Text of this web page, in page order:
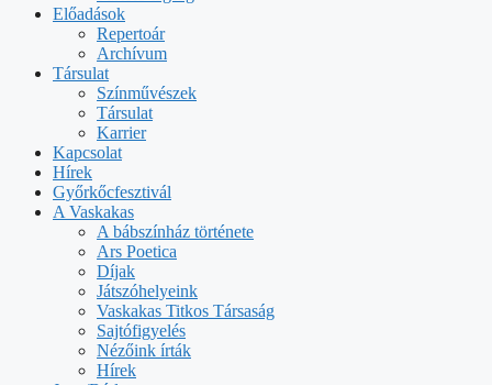
Előadások
Repertoár
Archívum
Társulat
Színművészek
Társulat
Karrier
Kapcsolat
Hírek
Győrkőcfesztivál
A Vaskakas
A bábszínház története
Ars Poetica
Díjak
Játszóhelyeink
Vaskakas Titkos Társaság
Sajtófigyelés
Nézőink írták
Hírek